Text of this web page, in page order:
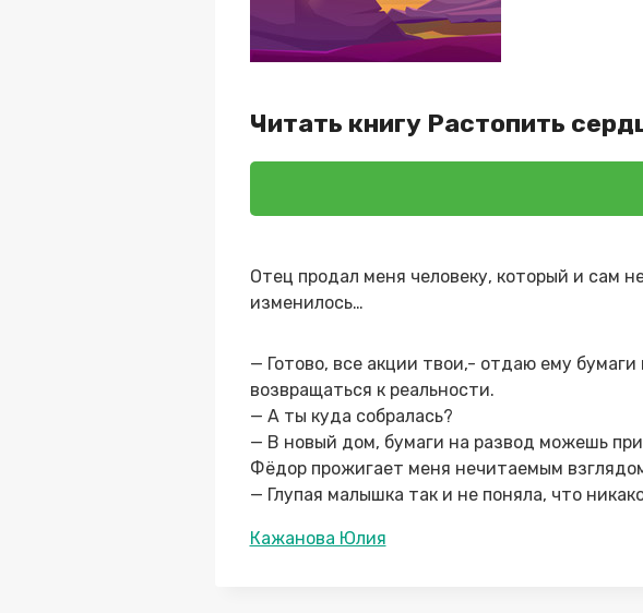
Читать книгу Растопить
Отец продал меня человеку, который и сам
изменилось…
— Готово, все акции твои,- отдаю ему
возвращаться к реальности.
— А ты куда собралась?
— В новый дом, бумаги на развод можешь
Фёдор прожигает меня нечитаемым
— Глупая малышка так и не поняла, что
Метки
Кажанова Юлия